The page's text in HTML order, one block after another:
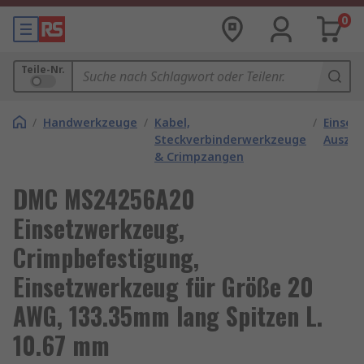
0
Teile-Nr.
/ Handwerkzeuge / Kabel,
Steckverbinderwerkzeuge
& Crimpzangen
/
DMC MS24256A20
Einsetzwerkzeug,
Crimpbefestigung,
Einsetzwerkzeug für Größe 20
AWG, 133.35mm lang Spitzen L.
10.67 mm